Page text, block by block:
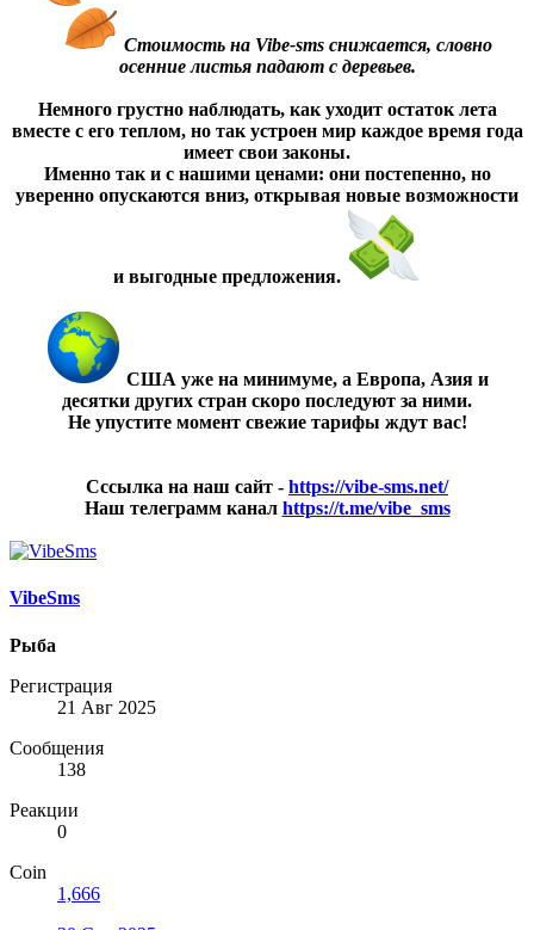
Стоимость на Vibe-sms снижается, словно
осенние листья падают с деревьев.
Немного грустно наблюдать, как уходит остаток лета
вместе с его теплом, но так устроен мир каждое время года
имеет свои законы.
Именно так и с нашими ценами: они постепенно, но
уверенно опускаются вниз, открывая новые возможности
и выгодные предложения.
США уже на минимуме, а Европа, Азия и
десятки других стран скоро последуют за ними.
Не упустите момент свежие тарифы ждут вас!
Сссылка на наш сайт - https://vibe-sms.net/
Наш телеграмм канал https://t.me/vibe_sms
VibeSms
Рыба
Регистрация
21 Авг 2025
Сообщения
138
Реакции
0
Coin
1,666